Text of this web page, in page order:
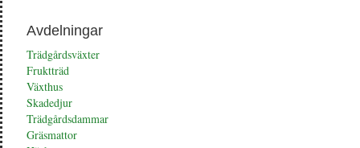
Avdelningar
Trädgårdsväxter
Fruktträd
Växthus
Skadedjur
Trädgårdsdammar
Gräsmattor